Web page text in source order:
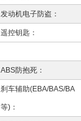
发动机电子防盗：
遥控钥匙：
ABS防抱死：
刹车辅助(EBA/BAS/BA
等)：